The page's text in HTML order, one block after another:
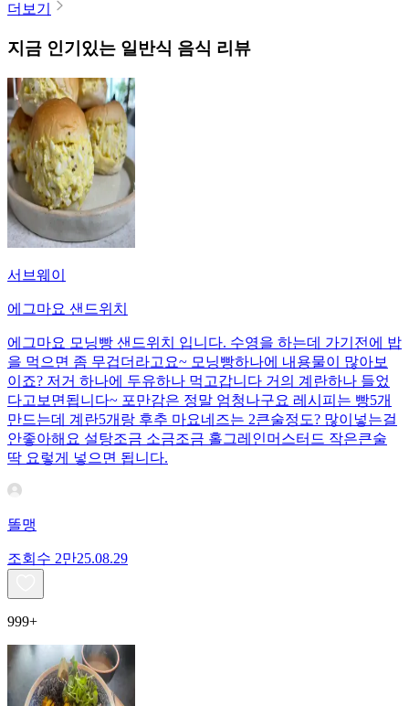
더보기
지금 인기있는 일반식 음식 리뷰
서브웨이
에그마요 샌드위치
에그마요 모닝빵 샌드위치 입니다. 수영을 하는데 가기전에 밥
을 먹으면 좀 무겁더라고요~ 모닝빵하나에 내용물이 많아보
이죠? 저거 하나에 두유하나 먹고갑니다 거의 계란하나 들었
다고보면됩니다~ 포만감은 정말 엄청나구요 레시피는 빵5개
만드는데 계란5개랑 후추 마요네즈는 2큰술정도? 많이넣는걸
안좋아해요 설탕조금 소금조금 홀그레인머스터드 작은큰술
딱 요렇게 넣으면 됩니다.
똘맹
조회수 2만25.08.29
999+